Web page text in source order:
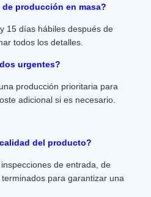
producción en masa?
15 días hábiles después de
todos los detalles.
urgentes?
producción prioritaria para
adicional si es necesario.
del producto?
de entrada, de
para garantizar una